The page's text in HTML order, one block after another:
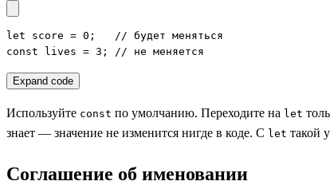
let score = 0;   // будет меняться
const lives = 3; // не меняется
Expand code
Используйте const по умолчанию. Переходите на let
знает — значение не изменится нигде в коде. С let такой
Соглашение об именовании